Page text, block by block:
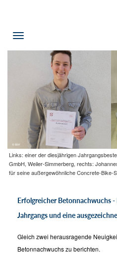
Toggle
navigation
Links: einer der diesjährigen
GmbH, Weiler-Simmerberg, rechts:
für seine außergewöhnliche Concrete-Bike-
Erfolgreicher Betonnachwuchs -
Jahrgangs und eine
Gleich zwei herausragende
Betonnachwuchs zu berichten.